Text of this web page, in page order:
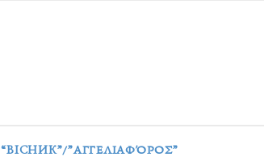
“ВІСНИК”/”ΑΓΓΕΛΙΑΦΌΡΟΣ”